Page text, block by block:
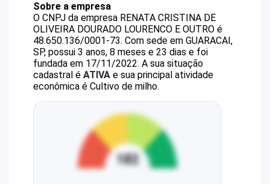
Sobre a empresa
O CNPJ da empresa RENATA CRISTINA DE
OLIVEIRA DOURADO LOURENCO E OUTRO é
48.650.136/0001-73. Com sede em GUARACAI,
SP, possui 3 anos, 8 meses e 23 dias e foi
fundada em 17/11/2022. A sua situação
cadastral é ATIVA e sua principal atividade
econômica é Cultivo de milho.